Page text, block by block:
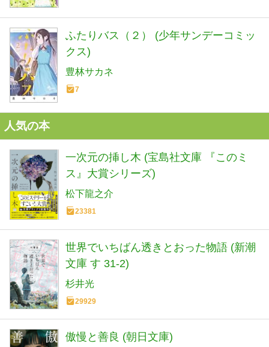
ふたりバス（２） (少年サンデーコミッ
クス)
豊林サカネ
7
人気の本
一次元の挿し木 (宝島社文庫 『このミ
ス』大賞シリーズ)
松下龍之介
23381
世界でいちばん透きとおった物語 (新潮
文庫 す 31-2)
杉井光
29929
傲慢と善良 (朝日文庫)